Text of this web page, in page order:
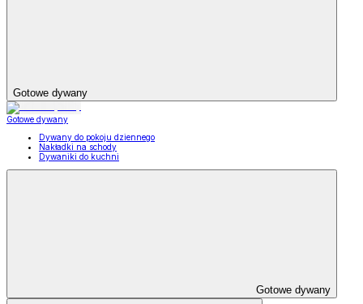
Gotowe dywany
Gotowe dywany
Dywany do pokoju dziennego
Nakładki na schody
Dywaniki do kuchni
Gotowe dywany